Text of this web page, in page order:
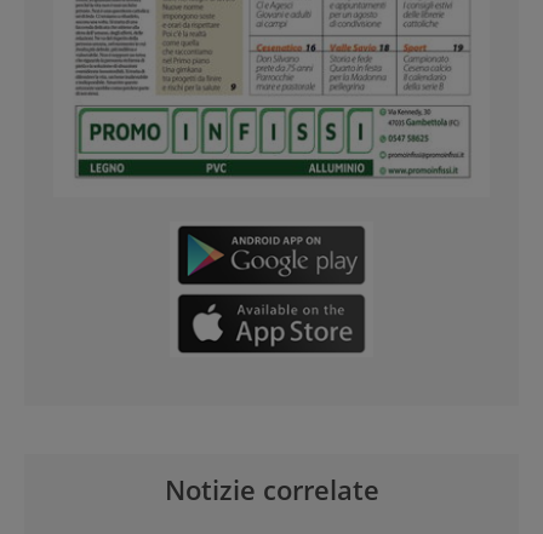
Notizie correlate